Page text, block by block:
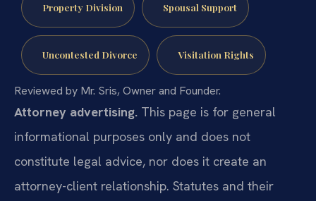
Property Division Spousal Support
Uncontested Divorce Visitation Rights
Reviewed by Mr. Sris, Owner and Founder.
Attorney advertising. This page is for general
informational purposes only and does not
constitute legal advice, nor does it create an
attorney-client relationship. Statutes and their